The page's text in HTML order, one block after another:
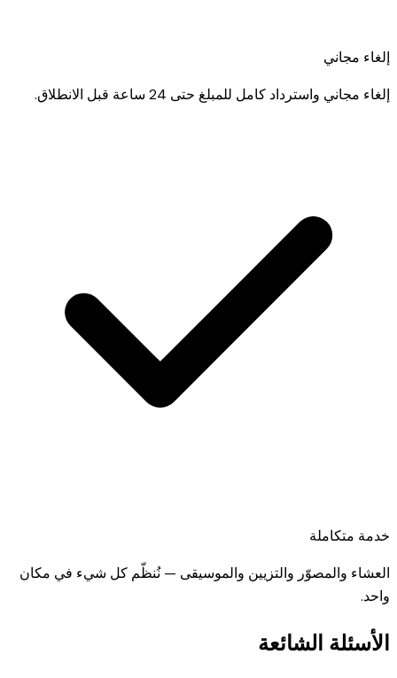
إلغاء مجاني
إلغاء مجاني واسترداد كامل للمبلغ حتى 24 ساعة قبل الانطلاق.
خدمة متكاملة
العشاء والمصوّر والتزيين والموسيقى — نُنظّم كل شيء في مكان
واحد.
الأسئلة الشائعة